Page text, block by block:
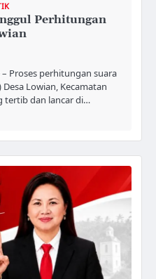
Perhitungan
Proses perhitungan suara
Lowian, Kecamatan
tertib dan lancar di…